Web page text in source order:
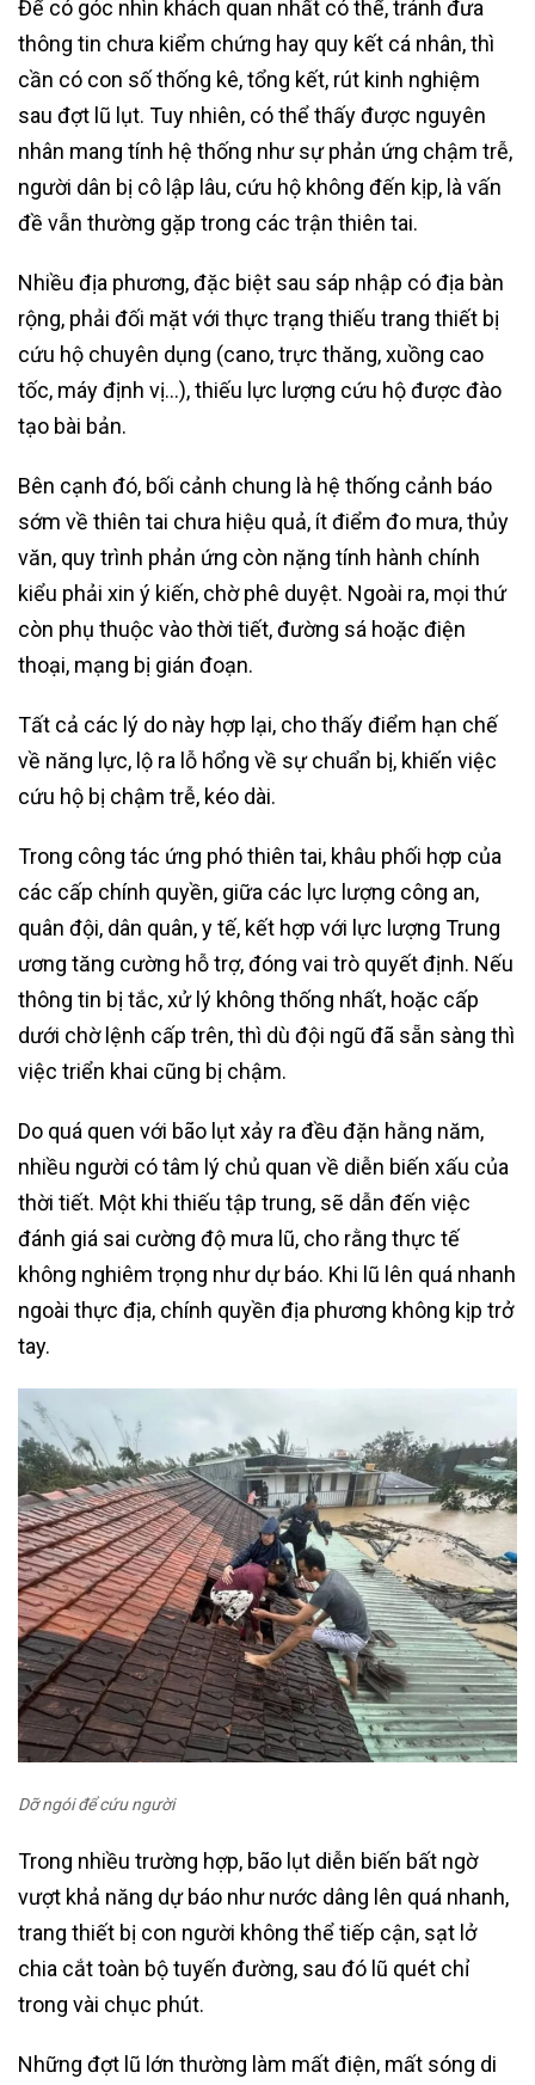
Để có góc nhìn khách quan nhất có thể, tránh đưa
thông tin chưa kiểm chứng hay quy kết cá nhân, thì
cần có con số thống kê, tổng kết, rút kinh nghiệm
sau đợt lũ lụt. Tuy nhiên, có thể thấy được nguyên
nhân mang tính hệ thống như sự phản ứng chậm trễ,
người dân bị cô lập lâu, cứu hộ không đến kịp, là vấn
đề vẫn thường gặp trong các trận thiên tai.
Nhiều địa phương, đặc biệt sau sáp nhập có địa bàn
rộng, phải đối mặt với thực trạng thiếu trang thiết bị
cứu hộ chuyên dụng (cano, trực thăng, xuồng cao
tốc, máy định vị…), thiếu lực lượng cứu hộ được đào
tạo bài bản.
Bên cạnh đó, bối cảnh chung là hệ thống cảnh báo
sớm về thiên tai chưa hiệu quả, ít điểm đo mưa, thủy
văn, quy trình phản ứng còn nặng tính hành chính
kiểu phải xin ý kiến, chờ phê duyệt. Ngoài ra, mọi thứ
còn phụ thuộc vào thời tiết, đường sá hoặc điện
thoại, mạng bị gián đoạn.
Tất cả các lý do này hợp lại, cho thấy điểm hạn chế
về năng lực, lộ ra lỗ hổng về sự chuẩn bị, khiến việc
cứu hộ bị chậm trễ, kéo dài.
Trong công tác ứng phó thiên tai, khâu phối hợp của
các cấp chính quyền, giữa các lực lượng công an,
quân đội, dân quân, y tế, kết hợp với lực lượng Trung
ương tăng cường hỗ trợ, đóng vai trò quyết định. Nếu
thông tin bị tắc, xử lý không thống nhất, hoặc cấp
dưới chờ lệnh cấp trên, thì dù đội ngũ đã sẵn sàng thì
việc triển khai cũng bị chậm.
Do quá quen với bão lụt xảy ra đều đặn hằng năm,
nhiều người có tâm lý chủ quan về diễn biến xấu của
thời tiết. Một khi thiếu tập trung, sẽ dẫn đến việc
đánh giá sai cường độ mưa lũ, cho rằng thực tế
không nghiêm trọng như dự báo. Khi lũ lên quá nhanh
ngoài thực địa, chính quyền địa phương không kịp trở
tay.
Dỡ ngói để cứu người
Trong nhiều trường hợp, bão lụt diễn biến bất ngờ
vượt khả năng dự báo như nước dâng lên quá nhanh,
trang thiết bị con người không thể tiếp cận, sạt lở
chia cắt toàn bộ tuyến đường, sau đó lũ quét chỉ
trong vài chục phút.
Những đợt lũ lớn thường làm mất điện, mất sóng di